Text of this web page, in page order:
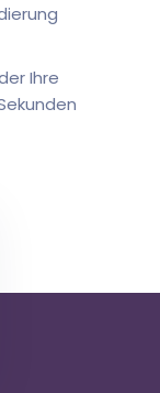
Ihre